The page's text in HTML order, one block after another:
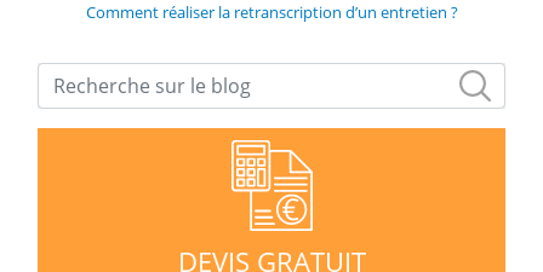
Comment réaliser la retranscription d’un entretien ?
DEVIS GRATUIT